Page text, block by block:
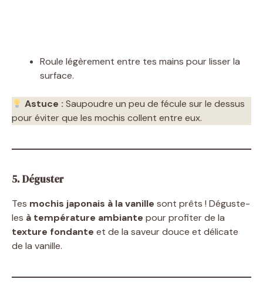
Roule légèrement entre tes mains pour lisser la
surface.
Astuce : Saupoudre un peu de fécule sur le dessus
pour éviter que les mochis collent entre eux.
5. Déguster
Tes mochis japonais à la vanille sont prêts ! Déguste-
les à température ambiante pour profiter de la
texture fondante et de la saveur douce et délicate
de la vanille.